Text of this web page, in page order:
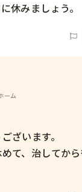
休みましょう。
ーム
ざいます。
て、治してか